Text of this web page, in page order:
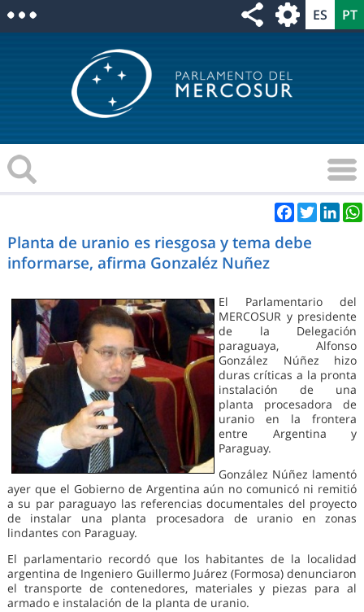
Facebook
Twitter
Planta de uranio es riesgosa y tema debe
informarse, afirma Gonzaléz Nuñez
El Parlamentario del
MERCOSUR y presidente
de la Delegación
paraguaya, Alfonso
González Núñez hizo
duras críticas a la pronta
instalación de una
planta procesadora de
uranio en la frontera
entre Argentina y
Paraguay.
González Núñez lamentó
ayer que el Gobierno de Argentina aún no comunicó ni remitió
a su par paraguayo las referencias documentales del proyecto
de instalar una planta procesadora de uranio en zonas
lindantes con Paraguay.
El parlamentario recordó que los habitantes de la localidad
argentina de Ingeniero Guillermo Juárez (Formosa) denunciaron
el transporte de contenedores, materiales y piezas para al
armado e instalación de la planta de uranio.